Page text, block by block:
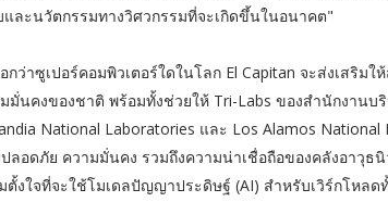
ละนวัตกรรมทางวิศวกรรมที่จะเกิดขึ้นในอนาคต"
ว่าซูเปอร์คอมพิวเตอร์ใดในโลก El Capitan จะส่งเสริมใ
นคงของชาติ พร้อมทั้งช่วยให้ Tri-Labs ของสำนักงานบ
National Laboratories และ Los Alamos
อดภัย ความมั่นคง รวมถึงความน่าเชื่อถือของคลังอาวุธ
งใจที่จะใช้โมเดลปัญญาประดิษฐ์ (AI) สำหรับเวิร์กโหล